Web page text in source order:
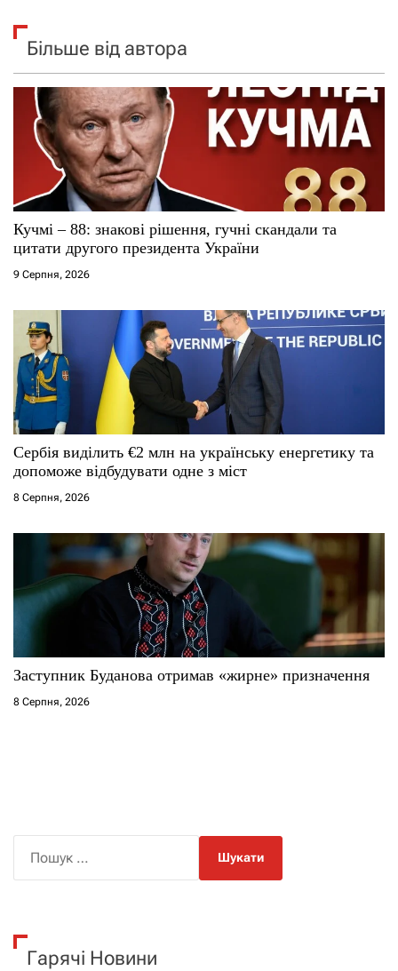
Більше від автора
Кучмі – 88: знакові рішення, гучні скандали та
цитати другого президента України
9 Серпня, 2026
Сербія виділить €2 млн на українську енергетику та
допоможе відбудувати одне з міст
8 Серпня, 2026
Заступник Буданова отримав «жирне» призначення
8 Серпня, 2026
к
Гарячі Новини